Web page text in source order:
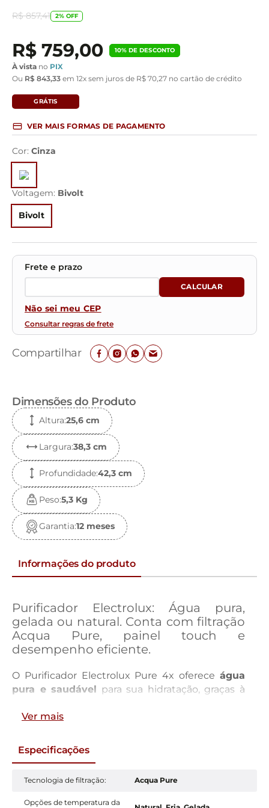
R$ 857,41 2% OFF
R$ 759,00 10% DE DESCONTO
À vista no PIX
Ou R$ 843,33 em 12x sem juros de R$ 70 27 no cartão de crédito
GRÁTIS
VER MAIS FORMAS DE PAGAMENTO
Cor: Cinza
Voltagem: Bivolt
Bivolt
Não sei meu CEP
Consultar regras de frete
Compartilhar
Dimensões do Produto
Altura:25,6 cm
Largura:38,3 cm
Profundidade:42,3 cm
Peso:5,3 Kg
Garantia:12 meses
Informações do produto
Purificador Electrolux: Água pura,
gelada ou natural. Conta com filtração
Acqua Pure, painel touch e
desempenho eficiente.
O Purificador Electrolux Pure 4x oferece água
pura e saudável para sua hidratação, graças à
entretemperaturas gelada, natural ou fria
aparelho com um
consumo de energia
até3000 litros ou 6 mesesde água de
excelente padrão.
Ver mais
Especificações
Tecnologia de filtração: Acqua Pure
Opções de temperatura da